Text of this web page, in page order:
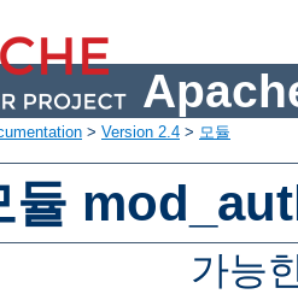
> Version 2.4 > 모듈
듈
가능